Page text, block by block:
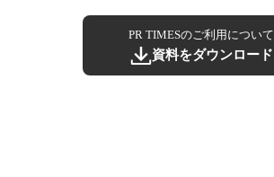
PR TIMESのご利用について
資料をダウンロード